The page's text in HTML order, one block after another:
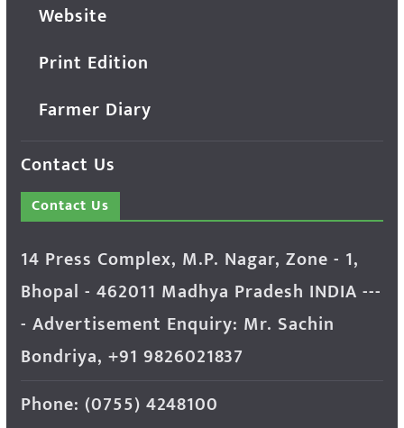
Website
Print Edition
Farmer Diary
Contact Us
Contact Us
14 Press Complex, M.P. Nagar, Zone - 1,
Bhopal - 462011 Madhya Pradesh INDIA ---
- Advertisement Enquiry: Mr. Sachin
Bondriya, +91 9826021837
Phone: (0755) 4248100